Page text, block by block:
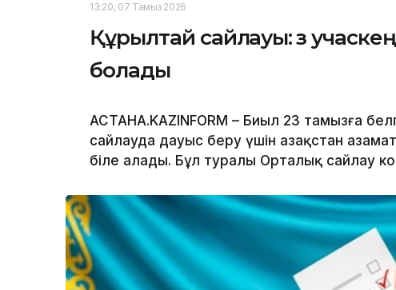
13:20, 07 Тамыз 2026
Құрылтай сайлауы: өз
болады
АСТАНА.KAZINFORM – Биыл 23 тамызға
сайлауда дауыс беру үшін Қазақстан
біле алады. Бұл туралы Орталық сайлау